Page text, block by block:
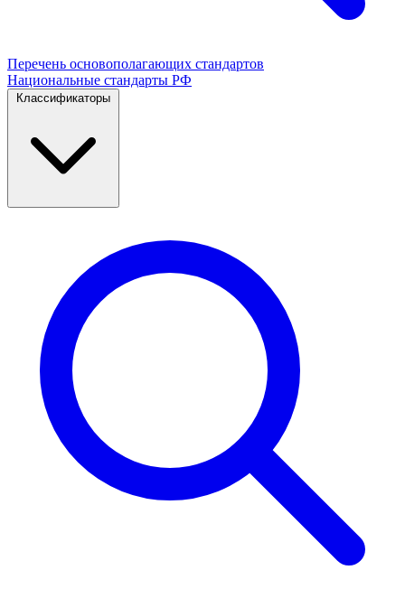
Перечень основополагающих стандартов
Национальные стандарты РФ
Классификаторы